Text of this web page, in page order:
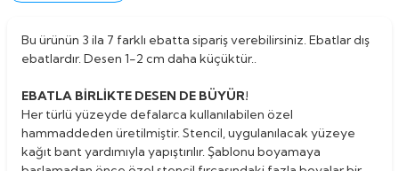
Bu ürünün 3 ila 7 farklı ebatta sipariş verebilirsiniz. Ebatlar dış
ebatlardır. Desen 1-2 cm daha küçüktür..
EBATLA BİRLİKTE DESEN DE BÜYÜR!
Her türlü yüzeyde defalarca kullanılabilen özel
hammaddeden üretilmiştir. Stencil, uygulanılacak yüzeye
kağıt bant yardımıyla yapıştırılır. Şablonu boyamaya